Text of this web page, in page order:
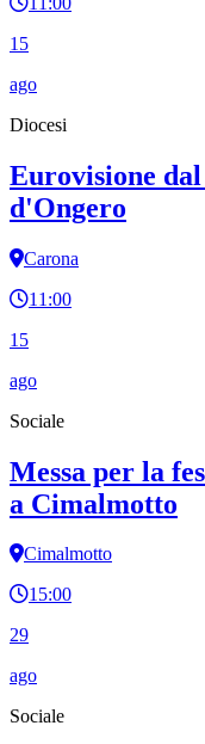
15
ago
Diocesi
Eurovisione
d'Ongero
Carona
11:00
15
ago
Sociale
Messa per la
a Cimalmotto
Cimalmotto
15:00
29
ago
Sociale